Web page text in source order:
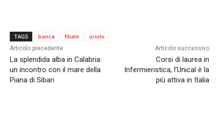
TAGS banca filiale oriolo
Articolo precedente
La splendida alba in Calabria:
un incontro con il mare della
Piana di Sibari
Articolo successivo
Corsi di laurea in
Infermieristica, l’Unical è la
più attiva in Italia